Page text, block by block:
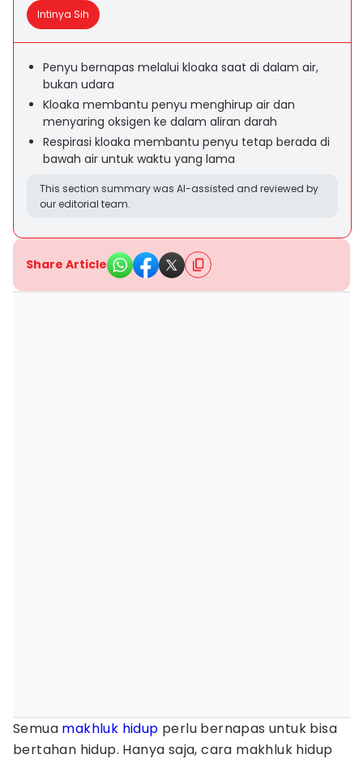
Intinya Sih
Penyu bernapas melalui kloaka saat di dalam air,
bukan udara
Kloaka membantu penyu menghirup air dan
menyaring oksigen ke dalam aliran darah
Respirasi kloaka membantu penyu tetap berada di
bawah air untuk waktu yang lama
This section summary was AI-assisted and reviewed by
our editorial team.
Share Article
Semua makhluk hidup perlu bernapas untuk bisa
bertahan hidup. Hanya saja, cara makhluk hidup